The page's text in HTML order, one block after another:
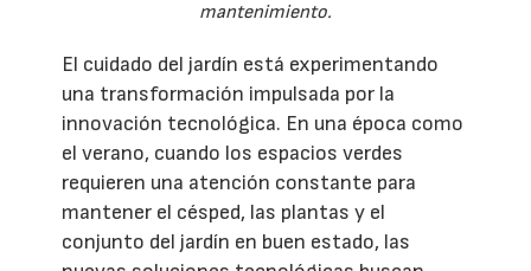
mantenimiento.
El cuidado del jardín está experimentando
una transformación impulsada por la
innovación tecnológica. En una época como
el verano, cuando los espacios verdes
requieren una atención constante para
mantener el césped, las plantas y el
conjunto del jardín en buen estado, las